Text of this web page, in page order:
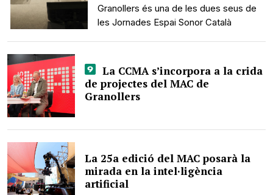
Granollers és una de les dues seus de
les Jornades Espai Sonor Català
La CCMA s’incorpora a la crida
de projectes del MAC de
Granollers
La 25a edició del MAC posarà la
mirada en la intel·ligència
artificial